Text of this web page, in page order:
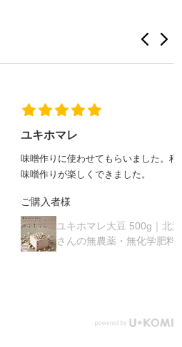
ました。程よい柔らかさになり、お
た。
500g｜北海道 渡部農場 渡部信一
化学肥料の大豆-2025年度産